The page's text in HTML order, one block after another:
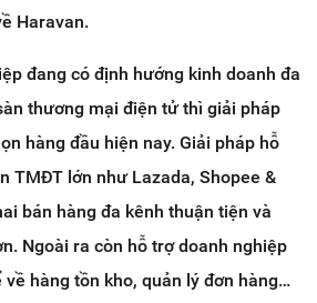
Haravan.
đang có định hướng kinh doanh đa
thương mại điện tử thì giải pháp
hàng đầu hiện nay. Giải pháp hỗ
TMĐT lớn như Lazada, Shopee &
bán hàng đa kênh thuận tiện và
Ngoài ra còn hỗ trợ doanh nghiệp
hàng tồn kho, quản lý đơn hàng…